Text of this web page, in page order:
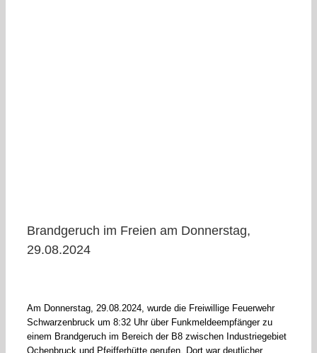
Brandgeruch im Freien am Donnerstag,
29.08.2024
Am Donnerstag, 29.08.2024, wurde die Freiwillige Feuerwehr
Schwarzenbruck um 8:32 Uhr über Funkmeldeempfänger zu
einem Brandgeruch im Bereich der B8 zwischen Industriegebiet
Ochenbruck und Pfeifferhütte gerufen. Dort war deutlicher